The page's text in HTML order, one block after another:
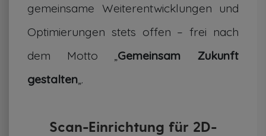
gemeinsame Weiterentwicklungen und
Optimierungen stets offen – frei nach
dem Motto „Gemeinsam Zukunft
gestalten„.
Scan-Einrichtung für 2D-